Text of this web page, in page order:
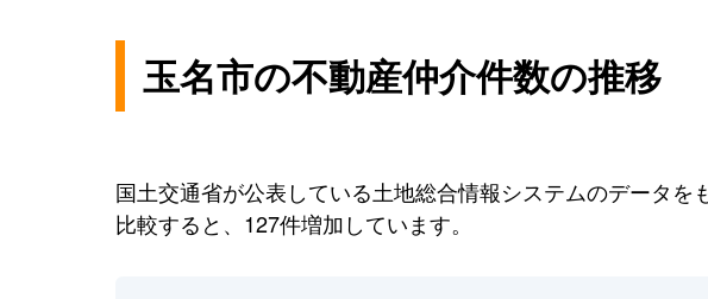
玉名市の不動産仲介件数の推移
国土交通省が公表している土地総合情報システムのデータ
比較すると、127件増加しています。